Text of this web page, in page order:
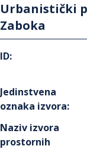
Urbanistički
Zaboka
ID:
Jedinstvena
oznaka izvora:
Naziv izvora
prostornih